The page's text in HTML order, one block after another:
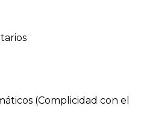
(Complicidad con el